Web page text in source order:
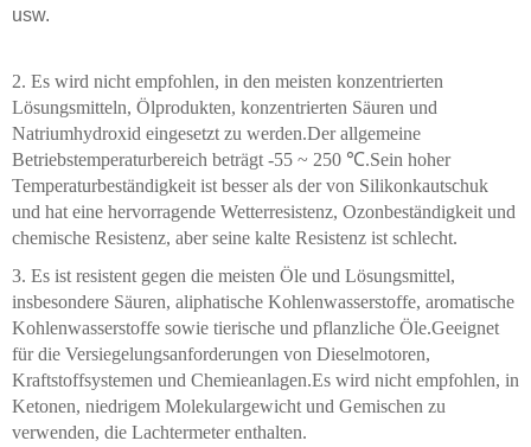
usw.
2. Es wird nicht empfohlen, in den meisten konzentrierten
Lösungsmitteln, Ölprodukten, konzentrierten Säuren und
Natriumhydroxid eingesetzt zu werden.Der allgemeine
Betriebstemperaturbereich beträgt -55 ~ 250 ℃.Sein hoher
Temperaturbeständigkeit ist besser als der von Silikonkautschuk
und hat eine hervorragende Wetterresistenz, Ozonbeständigkeit und
chemische Resistenz, aber seine kalte Resistenz ist schlecht.
3. Es ist resistent gegen die meisten Öle und Lösungsmittel,
insbesondere Säuren, aliphatische Kohlenwasserstoffe, aromatische
Kohlenwasserstoffe sowie tierische und pflanzliche Öle.Geeignet
für die Versiegelungsanforderungen von Dieselmotoren,
Kraftstoffsystemen und Chemieanlagen.Es wird nicht empfohlen, in
Ketonen, niedrigem Molekulargewicht und Gemischen zu
verwenden, die Lachtermeter enthalten.